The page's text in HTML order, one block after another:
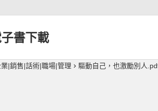
書下載
|銷售|話術|職場|管理 驅動自己，也激勵別人